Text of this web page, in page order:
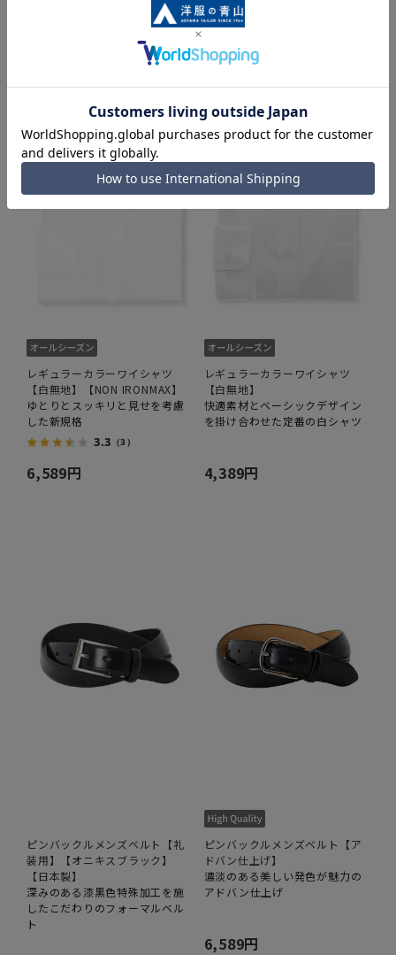
同シリーズアイテム・関連アイテム
レギュラーカラーワイシャツ
【白無地】【NON IRONMAX】
ゆとりとスッキリと見せを考慮
した新規格
3.3 （3）
6,589円
レギュラーカラーワイシャツ
【白無地】
快適素材とベーシックデザイン
を掛け合わせた定番の白シャツ
4,389円
ピンバックルメンズベルト【礼
装用】【オニキスブラック】
【日本製】
深みのある漆黒色特殊加工を施
したこだわりのフォーマルベル
ト
ピンバックルメンズベルト【ア
ドバン仕上げ】
濃淡のある美しい発色が魅力の
アドバン仕上げ
6,589円